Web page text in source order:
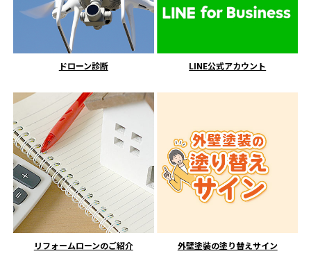
ドローン診断 LINE公式アカウント
リフォームローンのご紹介 外壁塗装の塗り替えサイン